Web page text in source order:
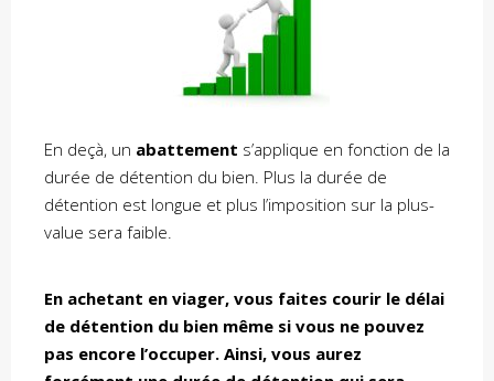
En deçà, un abattement s’applique en fonction de la
durée de détention du bien. Plus la durée de
détention est longue et plus l’imposition sur la plus-
value sera faible.
En achetant en viager, vous faites courir le délai
de détention du bien même si vous ne pouvez
pas encore l’occuper. Ainsi, vous aurez